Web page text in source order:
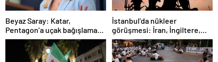
Beyaz Saray: Katar,
Pentagon’a uçak bağışlamayı
teklif etti
İstanbul’da nükleer
görüşmesi: İran, İngiltere,
Fransa ve Almanya buluşacak